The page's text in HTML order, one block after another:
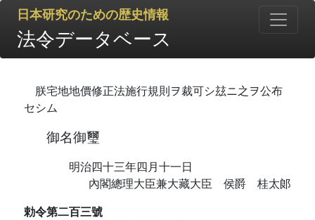
日本研究のための歴史情報
法令データベース
朕宅地地價修正法施行規則ヲ裁可シ玆ニ之ヲ公布
セシム
御名御璽
明治四十三年四月十一日
內閣總理大臣兼大藏大臣 侯爵 桂太郞
勅令第二百三號